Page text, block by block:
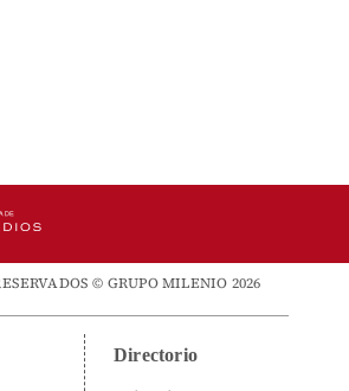
© GRUPO MILENIO 2026
Directorio